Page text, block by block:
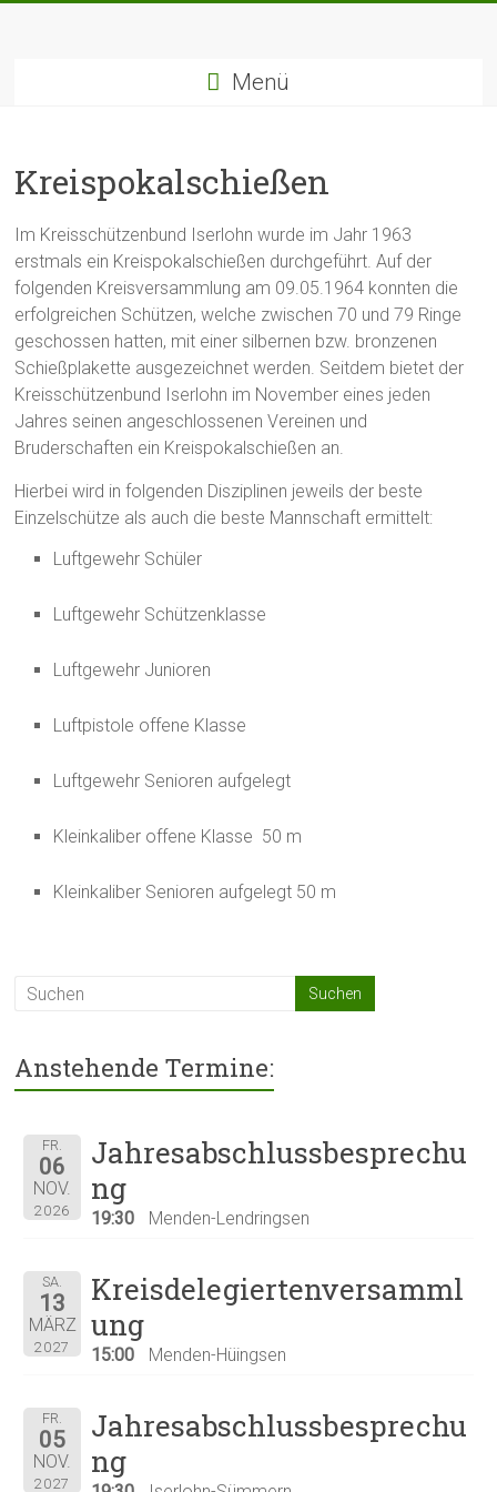
Menü
Kreispokalschießen
Im Kreisschützenbund Iserlohn wurde im Jahr 1963
erstmals ein Kreispokalschießen durchgeführt. Auf der
folgenden Kreisversammlung am 09.05.1964 konnten die
erfolgreichen Schützen, welche zwischen 70 und 79 Ringe
geschossen hatten, mit einer silbernen bzw. bronzenen
Schießplakette ausgezeichnet werden. Seitdem bietet der
Kreisschützenbund Iserlohn im November eines jeden
Jahres seinen angeschlossenen Vereinen und
Bruderschaften ein Kreispokalschießen an.
Hierbei wird in folgenden Disziplinen jeweils der beste
Einzelschütze als auch die beste Mannschaft ermittelt:
Luftgewehr Schüler
Luftgewehr Schützenklasse
Luftgewehr Junioren
Luftpistole offene Klasse
Luftgewehr Senioren aufgelegt
Kleinkaliber offene Klasse 50 m
Kleinkaliber Senioren aufgelegt 50 m
Anstehende Termine:
FR.
06
NOV.
2026
Jahresabschlussbesprechu
ng
19:30 Menden-Lendringsen
SA.
13
MÄRZ
2027
Kreisdelegiertenversamml
ung
15:00 Menden-Hüingsen
FR.
05
NOV.
2027
Jahresabschlussbesprechu
ng